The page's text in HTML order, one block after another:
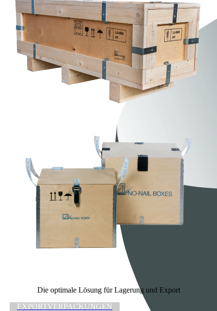
Die optimale Lösung für Lagerung und Export
EXPORTVERPACKUNGEN